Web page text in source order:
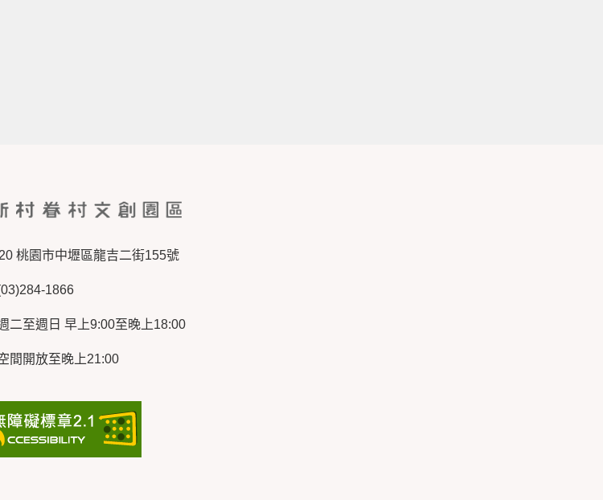
桃園市中壢區龍吉二街155號
1866
二至週日 早上9:00至晚上18:00
間開放至晚上21:00